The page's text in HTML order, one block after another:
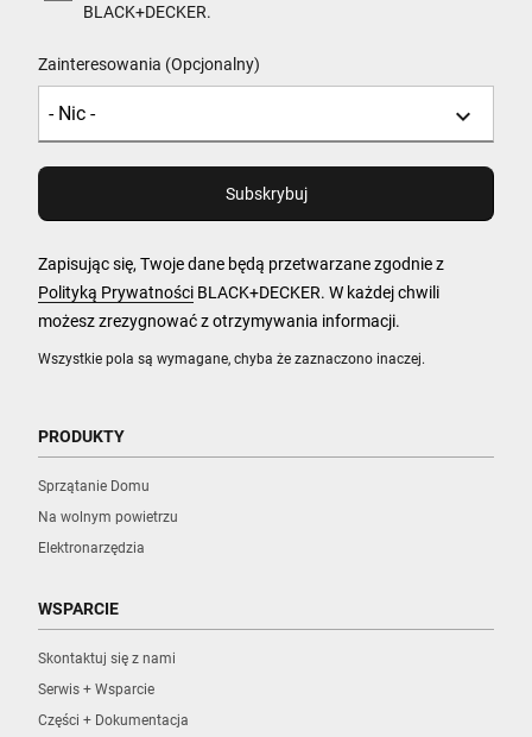
Wszystkie pola są wymagane, chyba że zaznaczono inaczej.
BLACK+DECKER.
Zainteresowania (Opcjonalny)
Zapisując się, Twoje dane będą przetwarzane zgodnie z
Polityką Prywatności BLACK+DECKER. W każdej chwili
możesz zrezygnować z otrzymywania informacji.
PRODUKTY
Sprzątanie Domu
Na wolnym powietrzu
Elektronarzędzia
WSPARCIE
Skontaktuj się z nami
Serwis + Wsparcie
Części + Dokumentacja